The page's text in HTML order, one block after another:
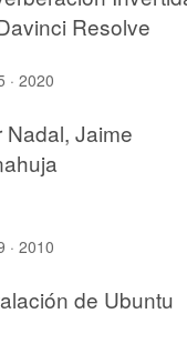
Resolve
· 2020
Nadal, Jaime
· 2010
de Ubuntu